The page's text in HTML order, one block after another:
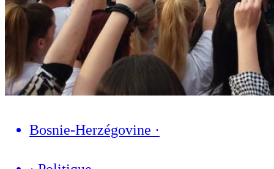
Bosnie-Herzégovine ·